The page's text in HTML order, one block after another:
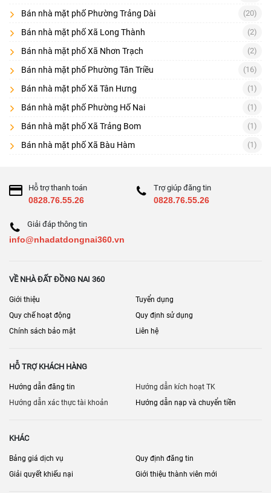
Bề ngang – chiều sâu, mặt bằng có cột chắn không
Kết cấu nhà (tầng trệt tối ưu kinh doanh)
[ Bán nhà đất Đồng Nai] • [Bán cửa hàng – kiot Đồng Nai
Bán nhà
] • [
Bán nhà mặt phố Phường Trảng Dài (20)
Bán nhà mặt phố Xã Long Thành (2)
Bán nhà mặt phố Xã Nhơn Trạch (2)
Bán nhà mặt phố Phường Tân Triều (16)
Bán nhà mặt phố Xã Tân Hưng (1)
Bán nhà mặt phố Phường Hố Nai (1)
Bán nhà mặt phố Xã Trảng Bom (1)
Bán nhà mặt phố Xã Bàu Hàm (1)
Hỗ trợ thanh toán
0828.76.55.26
Trợ giúp đăng tin
0828.76.55.26
Giải đáp thông tin
info@nhadatdongnai360.vn
VỀ NHÀ ĐẤT ĐỒNG NAI 360
Giới thiệu
Tuyển dụng
Quy chế hoạt động
Quy định sử dụng
Chính sách bảo mật
Liên hệ
HỖ TRỢ KHÁCH HÀNG
Hướng dẫn đăng tin
Hướng dẫn kích hoạt TK
Hướng dẫn xác thực tài khoản
Hướng dẫn nạp và chuyển tiền
KHÁC
Bảng giá dịch vụ
Quy định đăng tin
Giải quyết khiếu nại
Giới thiệu thành viên mới